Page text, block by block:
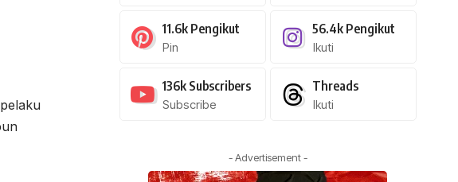
11.6k Pengikut
Pin
56.4k Pengikut
Ikuti
136k Subscribers
Subscribe
Threads
Ikuti
- Advertisement -